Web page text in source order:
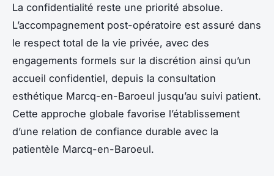
La confidentialité reste une priorité absolue.
L’accompagnement post-opératoire est assuré dans
le respect total de la vie privée, avec des
engagements formels sur la discrétion ainsi qu’un
accueil confidentiel, depuis la consultation
esthétique Marcq-en-Baroeul jusqu’au suivi patient.
Cette approche globale favorise l’établissement
d’une relation de confiance durable avec la
patientèle Marcq-en-Baroeul.